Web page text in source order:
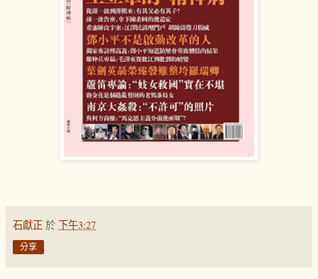
石獻正 於 下午3:27
分享